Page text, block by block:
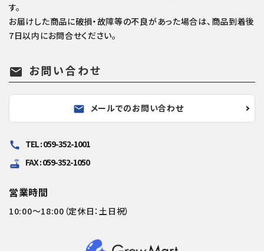
す。
お届けした商品に破損・故障等の不良があった場合は、商品到着後
7日以内にお問合せください。
mail お問い合わせ
mail メールでのお問い合わせ
call TEL : 059-352-1001
router FAX : 059-352-1050
営業時間
10:00～18:00（定休日：土日祝）